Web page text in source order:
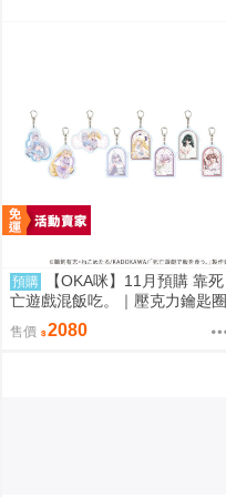
預購
【OKA咪】11月預購 靠死
亡遊戲混飯吃。｜壓克力鑰匙圈
02/全套組(全8種)(官方&新繪插
畫)
售價 2080